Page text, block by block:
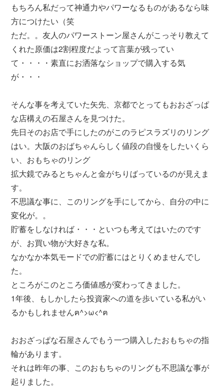
もちろん私だって神通力やパワーなるものがあるなら味
方につけたい（笑
ただ。。友人のパワーストーン屋さんがこっそり教えて
くれた原価は2割程度だよって言葉が残ってい
て・・・・素直にお洒落なショップで購入する気
が・・・
そんな事を考えていた矢先、京都でとってもおおざっぱ
な店構えの石屋さんを見つけた。
先日そのお店で手にしたのがこのラピスラズリのリング
はい。大阪のおばちゃんらしく値段の自慢をしたいくら
い、おもちゃのリング
拡大鏡でみるとちゃんと金がちりばっているのが見えま
す。
不思議な事に、このリングを手にしてから、自分の中に
変化が。。
貯蓄をしなければ・・・といつも考えてはいたのです
が、お買い物が大好きな私。
なかなか本気モードでの貯蓄にはとりくめませんでし
た。
ところがこのところ価値感が変わってきました。
1年後、もしかしたら投資家への道を歩いている私がい
るかもしれませんฅ^>ω<^ฅ
おおざっぱな石屋さんでもう一つ購入したおもちゃの指
輪があります。
それは昨年の事、このおもちゃのリングも不思議な事が
起りました。